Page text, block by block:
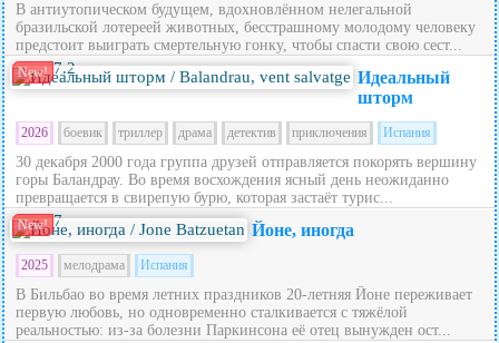
В антиутопическом будущем, вдохновлённом нелегальной
бразильской лотереей животных, бесстрашному молодому человеку
предстоит выиграть смертельную гонку, чтобы спасти свою сест...
New! 7.2
Идеальный
шторм
2026 боевик триллер драма детектив приключения Испания
30 декабря 2000 года группа друзей отправляется покорять вершину
горы Баландрау. Во время восхождения ясный день неожиданно
превращается в свирепую бурю, которая застаёт турис...
New! 7 Йоне, иногда
2025 мелодрама Испания
В Бильбао во время летних праздников 20‑летняя Йоне переживает
первую любовь, но одновременно сталкивается с тяжёлой
реальностью: из‑за болезни Паркинсона её отец вынужден ост...